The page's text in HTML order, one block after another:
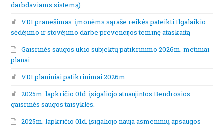
darbdaviams sistemą).
VDI pranešimas: įmonėms sąraše reikės pateikti Ilgalaikio
sėdėjimo ir stovėjimo darbe prevencijos teminę ataskaitą
Gaisrinės saugos ūkio subjektų patikrinimo 2026m. metiniai
planai.
VDI planiniai patikrinimai 2026m.
2025m. lapkričio 01d. įsigaliojo atnaujintos Bendrosios
gaisrinės saugos taisyklės.
2025m. lapkričio 01d. įsigaliojo nauja asmeninių apsaugos